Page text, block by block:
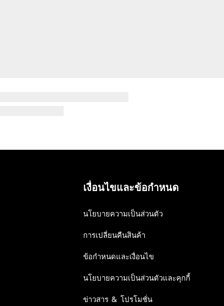
เงื่อนไขและข้อกำหนด
นโยบายความเป็นส่วนตัว
การเปลี่ยนคืนสินค้า
ข้อกำหนดและเงื่อนไข
นโยบายความเป็นส่วนตัวและคุกกี้
ข่าวสาร & โปรโมชั่น